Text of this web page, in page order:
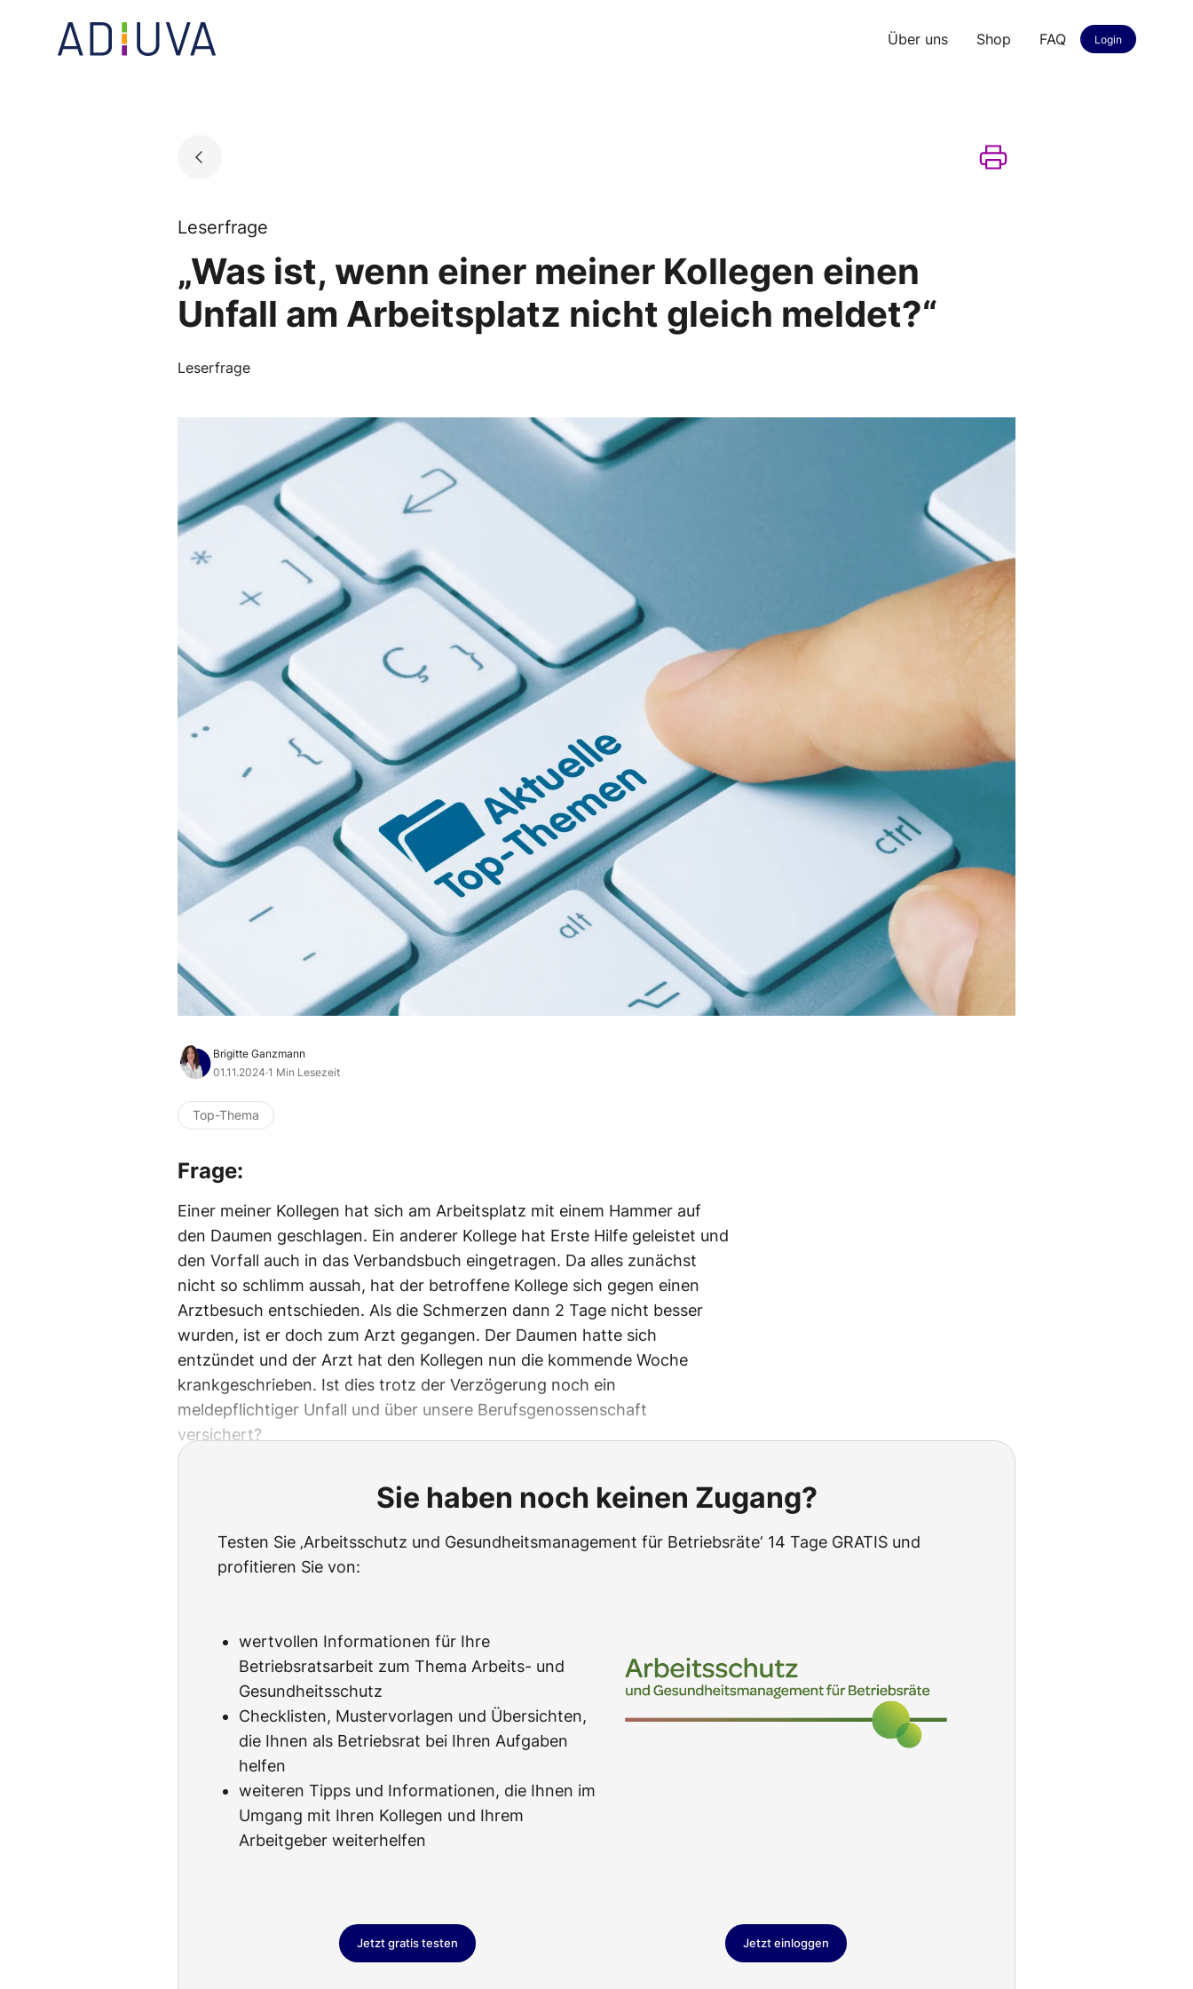
Go to landing page. Über uns Shop FAQ Login
Leserfrage
„Was ist, wenn einer meiner Kollegen einen
Unfall am Arbeitsplatz nicht gleich meldet?“
Leserfrage
Brigitte Ganzmann
01.11.2024·1 Min Lesezeit
Top-Thema
Frage:
Einer meiner Kollegen hat sich am Arbeitsplatz mit einem Hammer auf
den Daumen geschlagen. Ein anderer Kollege hat Erste Hilfe geleistet und
den Vorfall auch in das Verbandsbuch eingetragen. Da alles zunächst
nicht so schlimm aussah, hat der betroffene Kollege sich gegen einen
Arztbesuch entschieden. Als die Schmerzen dann 2 Tage nicht besser
wurden, ist er doch zum Arzt gegangen. Der Daumen hatte sich
entzündet und der Arzt hat den Kollegen nun die kommende Woche
krankgeschrieben. Ist dies trotz der Verzögerung noch ein
meldepflichtiger Unfall und über unsere Berufsgenossenschaft
versichert?
Sie haben noch keinen Zugang?
Testen Sie ‚Arbeitsschutz und Gesundheitsmanagement für Betriebsräte‘ 14 Tage GRATIS und
profitieren Sie von:
wertvollen Informationen für Ihre
Betriebsratsarbeit zum Thema Arbeits- und
Gesundheitsschutz
Checklisten, Mustervorlagen und Übersichten,
die Ihnen als Betriebsrat bei Ihren Aufgaben
helfen
weiteren Tipps und Informationen, die Ihnen im
Umgang mit Ihren Kollegen und Ihrem
Arbeitgeber weiterhelfen
Jetzt gratis testen Jetzt einloggen